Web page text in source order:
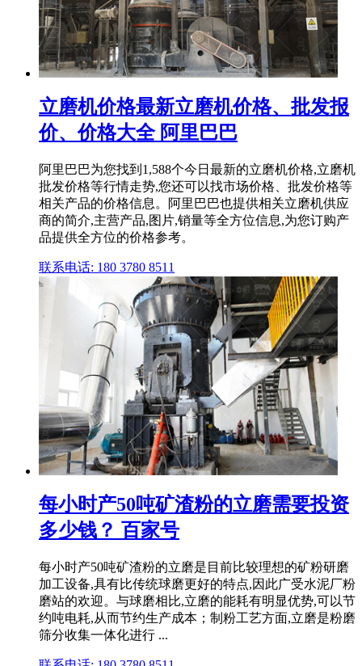
立磨机价格最新立磨机价格、批发报
价、价格大全 阿里巴巴
阿里巴巴为您找到1,588个今日最新的立磨机价格,立磨机
批发价格等行情走势,您还可以找市场价格、批发价格等
相关产品的价格信息。阿里巴巴也提供相关立磨机供应
商的简介,主营产品,图片,销量等全方位信息,为您订购产
品提供全方位的价格参考。
联系电话: 180 3780 8511
每小时产50吨矿渣粉的立磨需要投资
多少钱？ 百家号
每小时产50吨矿渣粉的立磨是目前比较理想的矿粉研磨
加工设备,具有比传统球磨更好的特点,因此广受水泥厂粉
磨站的欢迎。与球磨相比,立磨的能耗有明显优势,可以节
约吨电耗,从而节约生产成本；制粉工艺方面,立磨是粉磨
筛分收集一体化进行 ...